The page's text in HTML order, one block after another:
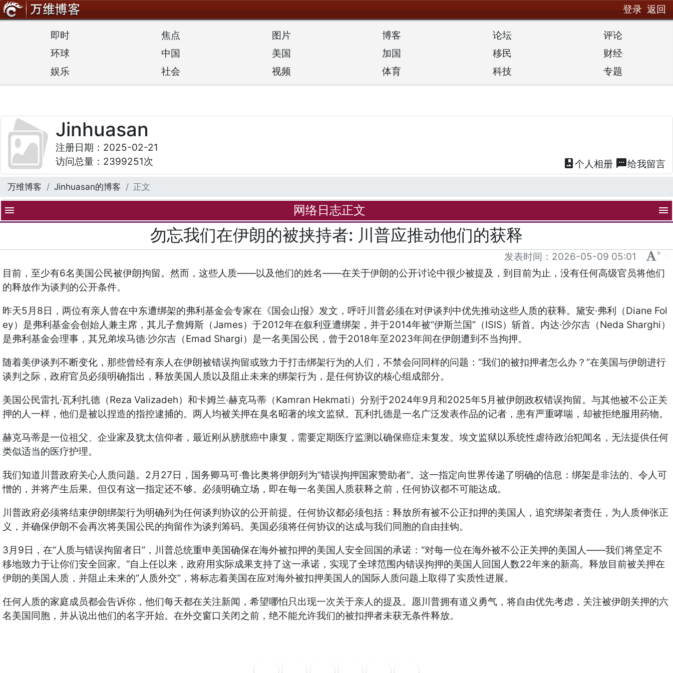
登录 返回
即时 焦点 图片 博客 论坛
评论
环球
中国 美国 加国 移民
财经
娱乐
社会 视频 体育 科技 专题
Jinhuasan
注册日期：2025-02-21
访问总量：2399251次
photo_album 个人相册 textsms给我留言
万维博客 Jinhuasan的博客 正文
menu 网络日志正文 menu
勿忘我们在伊朗的被挟持者: 川普应推动他们的获释
发表时间： 2026-05-09 05:01 +
目前，至少有6名美国公民被伊朗拘留。然而，这些人质——以及他们的姓名——在关于伊朗的公开讨论中很少被提及，到目前为止，没有任何高级官员将他们
的释放作为谈判的公开条件。
昨天5 月 8 日，两位有亲人曾在中东遭绑架的弗利基金会专家在《国会山报》发文，呼吁川普必须在对伊谈判中优先推动这些人质的获释。黛安·弗利（Diane Fol
ey）是弗利基金会创始人兼主席，其儿子詹姆斯（James）于2012年在叙利亚遭绑架，并于2014年被“伊斯兰国”（ISIS）斩首。内达·沙尔吉（Neda Sharghi）
是弗利基金会理事，其兄弟埃马德·沙尔吉（Emad Shargi）是一名美国公民，曾于2018年至2023年间在伊朗遭到不当拘押。
随着美伊谈判不断变化，那些曾经有亲人在伊朗被错误拘留或致力于打击绑架行为的人们，不禁会问同样的问题： “我们的被扣押者怎么办？ ”在美国与伊朗进行
谈判之际，政府官员必须明确指出，释放美国人质以及阻止未来的绑架行为，是任何协议的核心组成部分。
美国公民雷扎·瓦利扎德（Reza Valizadeh）和卡姆兰·赫克马蒂（Kamran Hekmati）分别于2024年9 月和2025年5 月被伊朗政权错误拘留。与其他被不公正关
押的人一样，他们是被以捏造的指控逮捕的。两人均被关押在臭名昭著的埃文监狱。瓦利扎德是一名广泛发表作品的记者，患有严重哮喘，却被拒绝服用药物。
赫克马蒂是一位祖父、企业家及犹太信仰者，最近刚从膀胱癌中康复，需要定期医疗监测以确保癌症未复发。埃文监狱以系统性虐待政治犯闻名，无法提供任何
类似适当的医疗护理。
我们知道川普政府关心人质问题。 2 月 27 日，国务卿马可·鲁比奥将伊朗列为“错误拘押国家赞助者”。这一指定向世界传递了明确的信息：绑架是非法的、令人可
憎的，并将产生后果。但仅有这一指定还不够。必须明确立场，即在每一名美国人质获释之前，任何协议都不可能达成。
川普政府必须将结束伊朗绑架行为明确列为任何谈判协议的公开前提。任何协议都必须包括：释放所有被不公正扣押的美国人，追究绑架者责任，为人质伸张正
义，并确保伊朗不会再次将美国公民的拘留作为谈判筹码。美国必须将任何协议的达成与我们同胞的自由挂钩。
3 月 9 日，在“人质与错误拘留者日”，川普总统重申美国确保在海外被扣押的美国人安全回国的承诺： “对每一位在海外被不公正关押的美国人——我们将坚定不
移地致力于让你们安全回家。 ”自上任以来，政府用实际成果支持了这一承诺，实现了全球范围内错误拘押的美国人回国人数22年来的新高。释放目前被关押在
伊朗的美国人质，并阻止未来的“人质外交”，将标志着美国在应对海外被扣押美国人的国际人质问题上取得了实质性进展。
任何人质的家庭成员都会告诉你，他们每天都在关注新闻，希望哪怕只出现一次关于亲人的提及。愿川普拥有道义勇气，将自由优先考虑，关注被伊朗关押的六
名美国同胞，并从说出他们的名字开始。在外交窗口关闭之前，绝不能允许我们的被扣押者未获无条件释放。